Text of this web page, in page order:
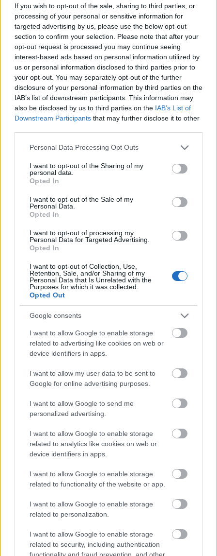
If you wish to opt-out of the sale, sharing to third parties, or
processing of your personal or sensitive information for
targeted advertising by us, please use the below opt-out
section to confirm your selection. Please note that after your
opt-out request is processed you may continue seeing
interest-based ads based on personal information utilized by
us or personal information disclosed to third parties prior to
your opt-out. You may separately opt-out of the further
disclosure of your personal information by third parties on the
IAB’s list of downstream participants. This information may
also be disclosed by us to third parties on the IAB’s List of
Downstream Participants that may further disclose it to other
Please note that this website/app uses one or more Google
not limited to your visit or usage behaviour. You may click to
grant or deny consent to Google and its third-party tags to
use your data for below specified purposes in below Google
consent section.
Personal Data Processing Opt Outs
I want to opt-out of the Sharing of my
personal data.
Opted In
I want to opt-out of the Sale of my
Personal Data.
Opted In
I want to opt-out of processing my
Personal Data for Targeted Advertising.
Opted In
I want to opt-out of Collection, Use,
Retention, Sale, and/or Sharing of my
Personal Data that Is Unrelated with the
Purposes for which it was collected.
Opted Out
Google consents
I want to allow Google to enable storage
related to advertising like cookies on web or
device identifiers in apps.
I want to allow my user data to be sent to
Google for online advertising purposes.
I want to allow Google to send me
personalized advertising.
I want to allow Google to enable storage
related to analytics like cookies on web or
device identifiers in apps.
I want to allow Google to enable storage
related to functionality of the website or app.
I want to allow Google to enable storage
related to personalization.
I want to allow Google to enable storage
related to security, including authentication
functionality and fraud prevention, and other
prompt-szintű monitorozással és szerződési
feltételekkel, amelyek tiltják modell tanítását az
Ön adatain. Üzembe helyezés az elfogadható
használati szabályzatokkal együtt a blokkolás
előtt.
Minimálisan Életképes Akció: 30 Napos
Pilot Specifikáció
Elem
Specifikáció
**Hatókör**
Egy üzleti egység (100-500
munkavállaló)
CISO + egy biztonsági
mérnök + egy HR partner
**Eredmény**
jelentés + jóváhagyott AI
átjáró javaslat
AI szolgáltatási
indítása
**2. hét**
Forgalmi adatok gyűjtése
használat besorolása
**3. hét**
Jóváhagyott AI átjáró
architektúra tervezése;
szabályzat tervezete
prezentálása a
vezetőségnek; jóváhagyott
átjáró üzembe helyezése;
érvényesítési tervezés
kezdete
**Siker Mutató**
100%-os láthatóság az AI
eszközhasználatba; 80%-os
csökkenés az árnyék AI-
ban a jogosulatlan
eszközök irányába 60
**Költségvetés**
15-25 ezer dollár belső